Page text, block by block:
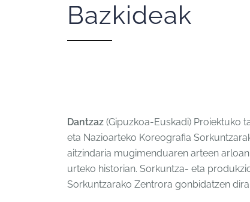
Bazkideak
Dantzaz (Gipuzkoa-Euskadi) Proiektuko
eta Nazioarteko Koreografia
aitzindaria mugimenduaren arteen
urteko historian. Sorkuntza- eta
Sorkuntzarako Zentrora gonbidatzen